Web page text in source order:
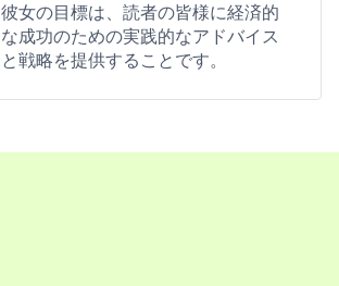
彼女の目標は、読者の皆様に経済的
な成功のための実践的なアドバイス
と戦略を提供することです。